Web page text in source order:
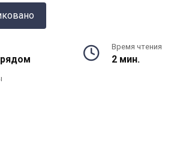
Время чтения
2 мин.